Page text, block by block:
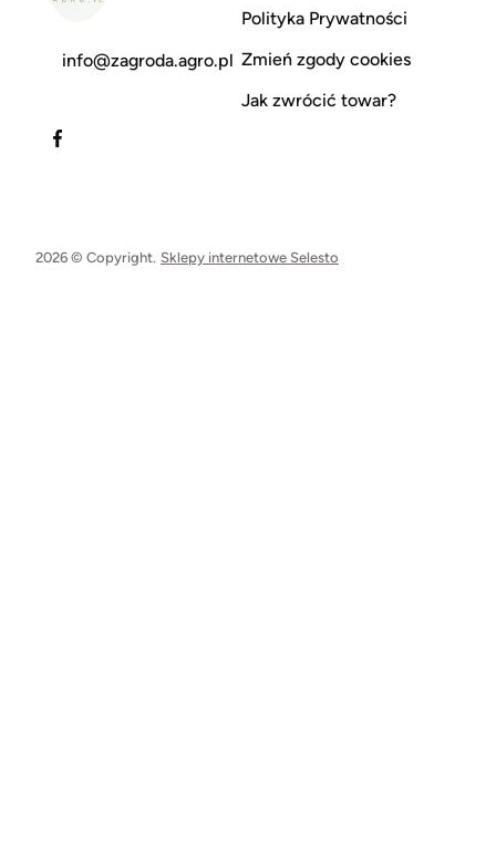
info@zagroda.agro.pl
Polityka Prywatności
Zmień zgody cookies
Jak zwrócić towar?
2026 © Copyright. Sklepy internetowe Selesto